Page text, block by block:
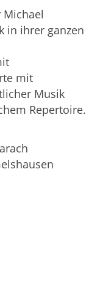
in ihrer ganzen
mit
Musik
Repertoire.